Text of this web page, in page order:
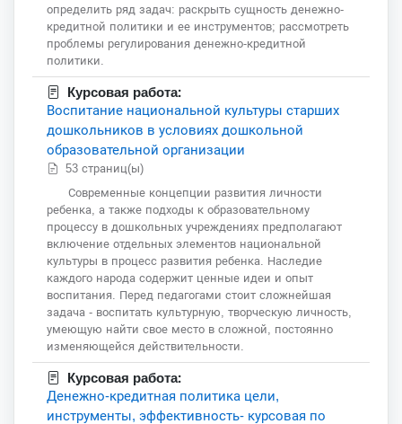
определить ряд задач: раскрыть сущность денежно-
кредитной политики и ее инструментов; рассмотреть
проблемы регулирования денежно-кредитной
политики.
Курсовая работа:
Воспитание национальной культуры старших
дошкольников в условиях дошкольной
образовательной организации
53 страниц(ы)
Современные концепции развития личности
ребенка, а также подходы к образовательному
процессу в дошкольных учреждениях предполагают
включение отдельных элементов национальной
культуры в процесс развития ребенка. Наследие
каждого народа содержит ценные идеи и опыт
воспитания. Перед педагогами стоит сложнейшая
задача - воспитать культурную, творческую личность,
умеющую найти свое место в сложной, постоянно
изменяющейся действительности.
Курсовая работа:
Денежно-кредитная политика цели,
инструменты, эффективность- курсовая по